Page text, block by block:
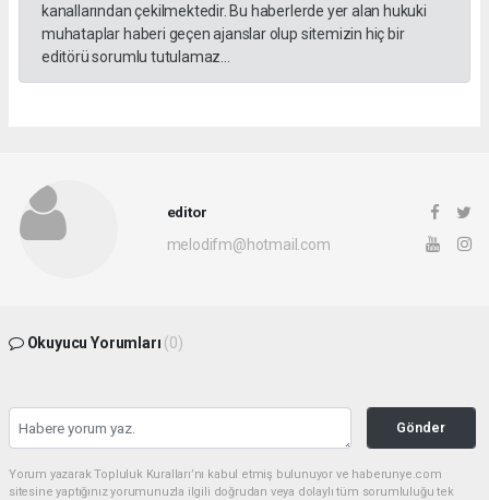
kanallarından çekilmektedir. Bu haberlerde yer alan hukuki
muhataplar haberi geçen ajanslar olup sitemizin hiç bir
editörü sorumlu tutulamaz...
editor
melodifm@hotmail.com
Okuyucu Yorumları (0)
Gönder
Yorum yazarak Topluluk Kuralları’nı kabul etmiş bulunuyor ve haberunye.com
sitesine yaptığınız yorumunuzla ilgili doğrudan veya dolaylı tüm sorumluluğu tek